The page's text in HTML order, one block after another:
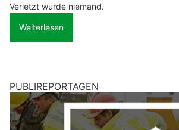
Verletzt wurde niemand.
Weiterlesen
PUBLIREPORTAGEN